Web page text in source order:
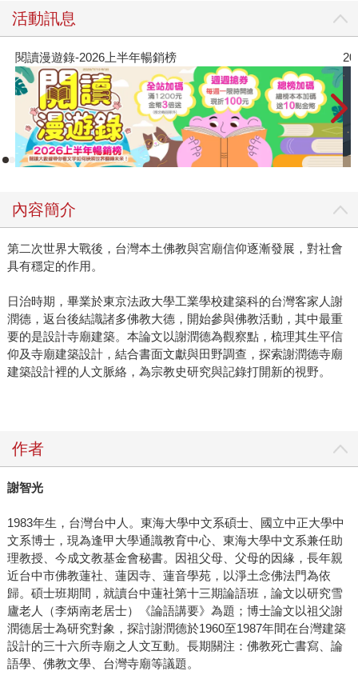
活動訊息
閱讀漫遊錄-2026上半年暢銷榜
內容簡介
第二次世界大戰後，台灣本土佛教與宮廟信仰逐漸發展，對社會
具有穩定的作用。
日治時期，畢業於東京法政大學工業學校建築科的台灣客家人謝
潤德，返台後結識諸多佛教大德，開始參與佛教活動，其中最重
要的是設計寺廟建築。本論文以謝潤德為觀察點，梳理其生平信
仰及寺廟建築設計，結合書面文獻與田野調查，探索謝潤德寺廟
建築設計裡的人文脈絡，為宗教史研究與記錄打開新的視野。
作者
謝智光
1983年生，台灣台中人。東海大學中文系碩士、國立中正大學中
文系博士，現為逢甲大學通識教育中心、東海大學中文系兼任助
理教授、今成文教基金會秘書。因祖父母、父母的因緣，長年親
近台中市佛教蓮社、蓮因寺、蓮音學苑，以淨土念佛法門為依
歸。碩士班期間，就讀台中蓮社第十三期論語班，論文以研究雪
廬老人（李炳南老居士）《論語講要》為題；博士論文以祖父謝
潤德居士為研究對象，探討謝潤德於1960至1987年間在台灣建築
設計的三十六所寺廟之人文互動。長期關注：佛教死亡書寫、論
語學、佛教文學、台灣寺廟等議題。